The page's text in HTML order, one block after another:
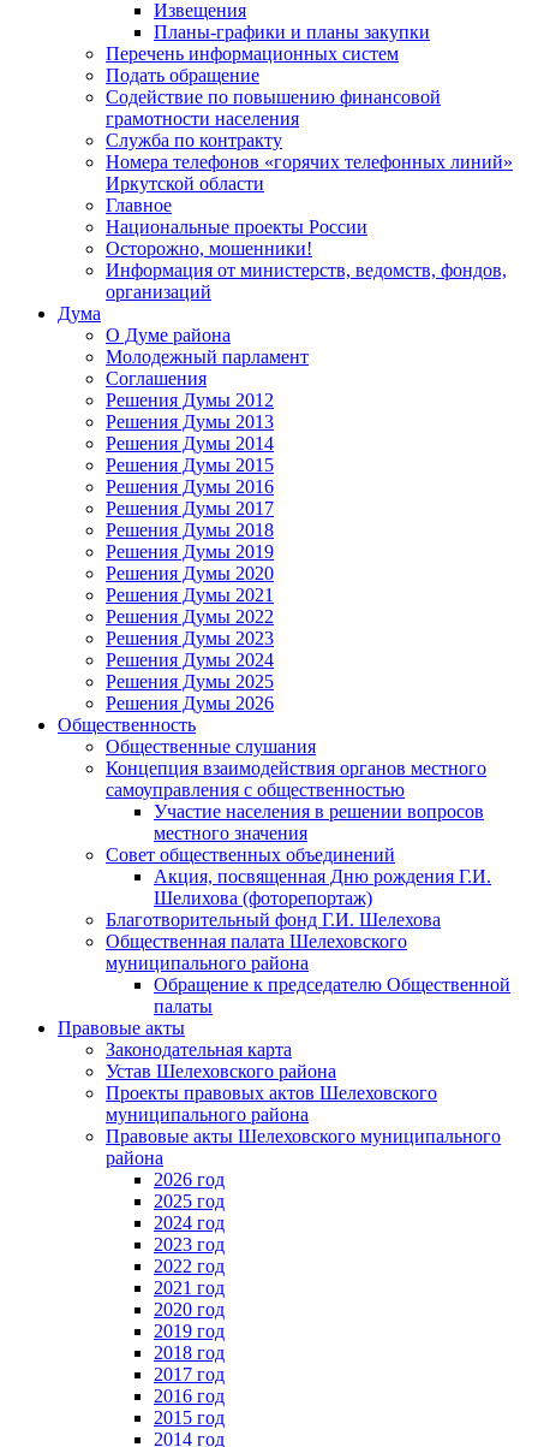
Извещения
Планы-графики и планы закупки
Перечень информационных систем
Подать обращение
Содействие по повышению финансовой
грамотности населения
Служба по контракту
Номера телефонов «горячих телефонных линий»
Иркутской области
Главное
Национальные проекты России
Осторожно, мошенники!
Информация от министерств, ведомств, фондов,
организаций
Дума
О Думе района
Молодежный парламент
Соглашения
Решения Думы 2012
Решения Думы 2013
Решения Думы 2014
Решения Думы 2015
Решения Думы 2016
Решения Думы 2017
Решения Думы 2018
Решения Думы 2019
Решения Думы 2020
Решения Думы 2021
Решения Думы 2022
Решения Думы 2023
Решения Думы 2024
Решения Думы 2025
Решения Думы 2026
Общественность
Общественные слушания
Концепция взаимодействия органов местного
самоуправления с общественностью
Участие населения в решении вопросов
местного значения
Совет общественных объединений
Акция, посвященная Дню рождения Г.И.
Шелихова (фоторепортаж)
Благотворительный фонд Г.И. Шелехова
Общественная палата Шелеховского
муниципального района
Обращение к председателю Общественной
палаты
Правовые акты
Законодательная карта
Устав Шелеховского района
Проекты правовых актов Шелеховского
муниципального района
Правовые акты Шелеховского муниципального
района
2026 год
2025 год
2024 год
2023 год
2022 год
2021 год
2020 год
2019 год
2018 год
2017 год
2016 год
2015 год
2014 год